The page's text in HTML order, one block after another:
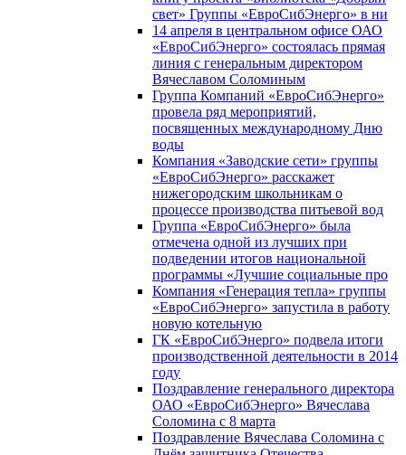
свет» Группы «ЕвроСибЭнерго» в ни
14 апреля в центральном офисе ОАО
«ЕвроСибЭнерго» состоялась прямая
линия с генеральным директором
Вячеславом Соломиным
Группа Компаний «ЕвроСибЭнерго»
провела ряд мероприятий,
посвященных международному Дню
воды
Компания «Заводские сети» группы
«ЕвроСибЭнерго» расскажет
нижегородским школьникам о
процессе производства питьевой вод
Группа «ЕвроСибЭнерго» была
отмечена одной из лучших при
подведении итогов национальной
программы «Лучшие социальные про
Компания «Генерация тепла» группы
«ЕвроСибЭнерго» запустила в работу
новую котельную
ГК «ЕвроСибЭнерго» подвела итоги
производственной деятельности в 2014
году
Поздравление генерального директора
ОАО «ЕвроСибЭнерго» Вячеслава
Соломина с 8 марта
Поздравление Вячеслава Соломина с